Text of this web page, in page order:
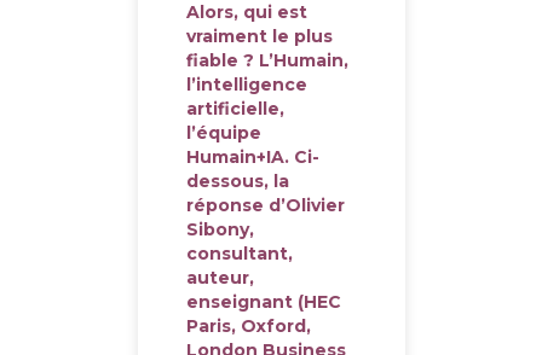
Alors, qui est
vraiment le plus
fiable ? L’Humain,
l’intelligence
artificielle,
l’équipe
Humain+IA. Ci-
dessous, la
réponse d’Olivier
Sibony,
consultant,
auteur,
enseignant (HEC
Paris, Oxford,